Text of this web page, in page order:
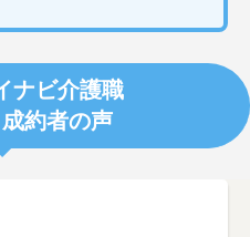
ナビ介護職
約者の声